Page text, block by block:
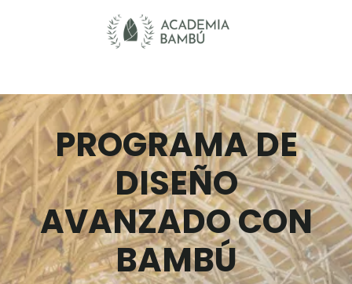
PROGRAMA DE
DISEÑO
AVANZADO CON
BAMBÚ